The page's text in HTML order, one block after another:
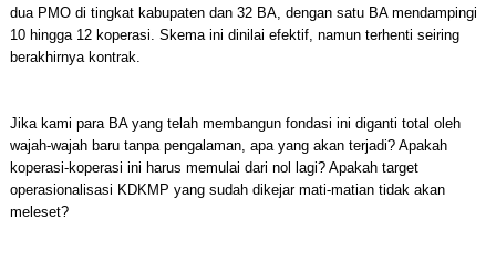
dua PMO di tingkat kabupaten dan 32 BA, dengan satu BA mendampingi
10 hingga 12 koperasi. Skema ini dinilai efektif, namun terhenti seiring
berakhirnya kontrak.
Jika kami para BA yang telah membangun fondasi ini diganti total oleh
wajah-wajah baru tanpa pengalaman, apa yang akan terjadi? Apakah
koperasi-koperasi ini harus memulai dari nol lagi? Apakah target
operasionalisasi KDKMP yang sudah dikejar mati-matian tidak akan
meleset?